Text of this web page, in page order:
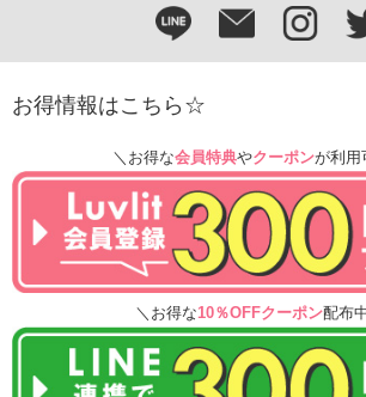
お得情報はこちら☆
＼お得な会員特典やクーポンが利
＼お得な10％OFFクーポン配布